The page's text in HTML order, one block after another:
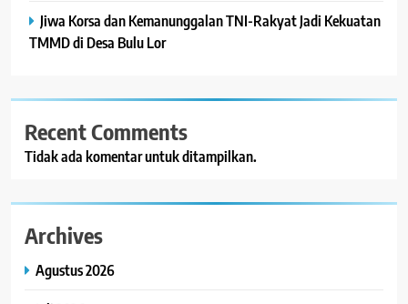
Jiwa Korsa dan Kemanunggalan TNI-Rakyat Jadi Kekuatan
TMMD di Desa Bulu Lor
Recent Comments
Tidak ada komentar untuk ditampilkan.
Archives
Agustus 2026